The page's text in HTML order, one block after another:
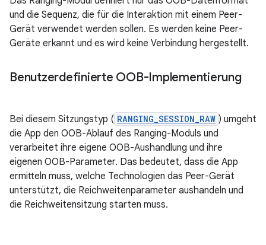
und die Sequenz, die für die Interaktion mit einem Peer-
Gerät verwendet werden sollen. Es werden keine Peer-
Geräte erkannt und es wird keine Verbindung hergestellt.
Benutzerdefinierte OOB-Implementierung
Bei diesem Sitzungstyp ( RANGING_SESSION_RAW ) umgeht
die App den OOB-Ablauf des Ranging-Moduls und
verarbeitet ihre eigene OOB-Aushandlung und ihre
eigenen OOB-Parameter. Das bedeutet, dass die App
ermitteln muss, welche Technologien das Peer-Gerät
unterstützt, die Reichweitenparameter aushandeln und
die Reichweitensitzung starten muss.